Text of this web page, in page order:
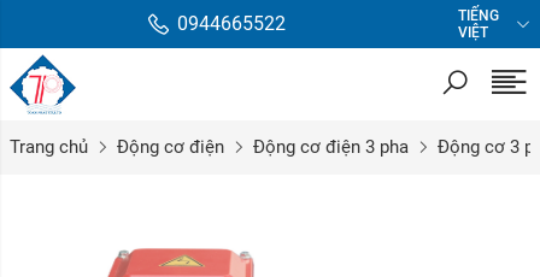
0944665522
TIẾNG
VIỆT
Trang chủ Động cơ điện Động cơ điện 3 pha Động cơ 3